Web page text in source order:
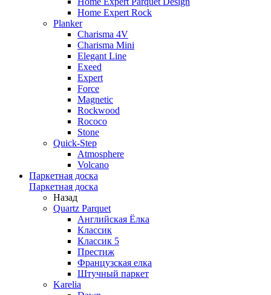
Home Expert Rock
Planker
Charisma 4V
Charisma Mini
Elegant Line
Exeed
Expert
Force
Magnetic
Rockwood
Rococo
Stone
Quick-Step
Atmosphere
Volcano
Паркетная доска
Паркетная доска
Назад
Quartz Parquet
Английская Ёлка
Классик
Классик 5
Престиж
Французская елка
Штучный паркет
Karelia